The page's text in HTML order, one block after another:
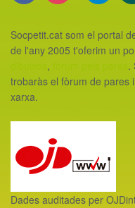
Socpetit.cat som el portal
de l'any 2005 t'oferim un
,
.
trobaràs el fòrum de pares
xarxa.
Dades auditades per